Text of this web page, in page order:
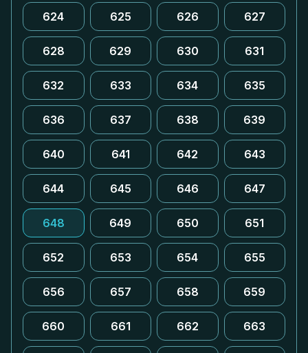
624 625 626 627
628 629 630 631
632 633 634 635
636 637 638 639
640 641 642 643
644 645 646 647
648 649 650 651
652 653 654 655
656 657 658 659
660 661 662 663